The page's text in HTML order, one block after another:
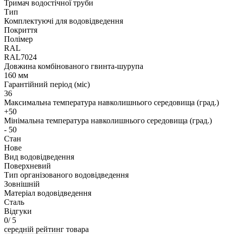
Тримач водостічної труби
Тип
Комплектуючі для водовідведення
Покриття
Полімер
RAL
RAL7024
Довжина комбінованого гвинта-шурупа
160 мм
Гарантійний період (міс)
36
Максимальна температура навколишнього середовища (град.)
+50
Мінімальна температура навколишнього середовища (град.)
- 50
Стан
Нове
Вид водовідведення
Поверхневий
Тип організованого водовідведення
Зовнішній
Матеріал водовідведення
Сталь
Відгуки
0/ 5
середній рейтинг товара